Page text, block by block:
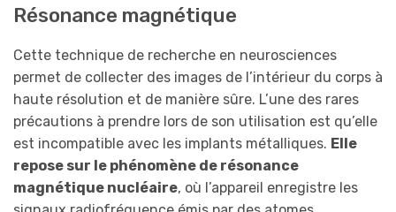
Résonance magnétique
Cette technique de recherche en neurosciences
permet de collecter des images de l’intérieur du corps à
haute résolution et de manière sûre. L’une des rares
précautions à prendre lors de son utilisation est qu’elle
est incompatible avec les implants métalliques. Elle
repose sur le phénomène de résonance
magnétique nucléaire, où l’appareil enregistre les